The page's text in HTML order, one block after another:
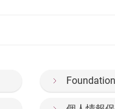
Foundation